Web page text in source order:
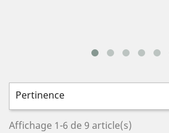
Pertinence
Affichage 1-6 de 9 article(s)